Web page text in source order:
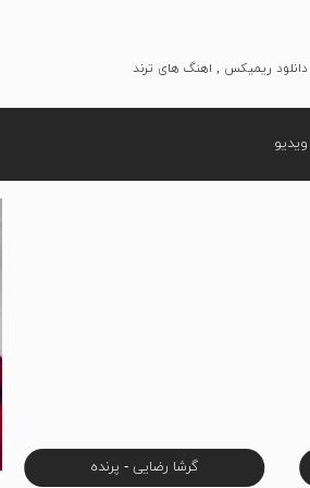
ریمیکس , اهنگ های ترند
گرشا رضایی - پرنده